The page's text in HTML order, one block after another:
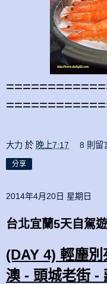
大力 於 晚上7:17 8 則留
分享
2014年4月20日 星期日
台北宜蘭5天自駕
(DAY 4) 輕塵
澳 - 頭城老街 -